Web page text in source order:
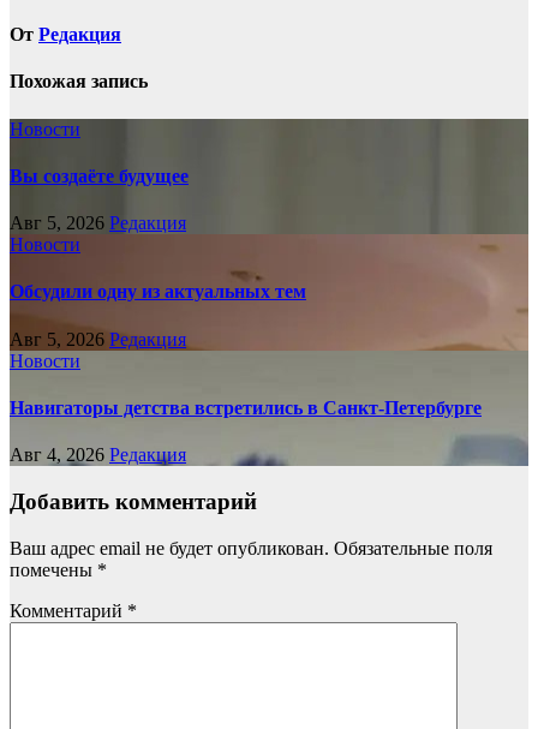
От Редакция
Похожая запись
Новости
Вы создаёте будущее
Авг 5, 2026 Редакция
Новости
Обсудили одну из актуальных тем
Авг 5, 2026 Редакция
Новости
Навигаторы детства встретились в Санкт-Петербурге
Авг 4, 2026 Редакция
Добавить комментарий
Ваш адрес email не будет опубликован. Обязательные поля
помечены *
Комментарий *